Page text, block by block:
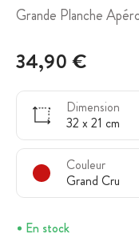
Grande Planche
34,90 €
Dimension
32 x 21 cm
Couleur
Grand Cru
En stock